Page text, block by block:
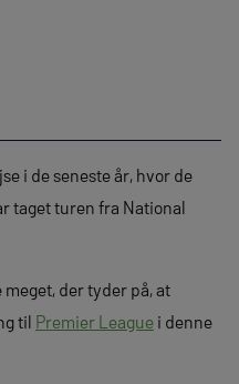
i de seneste år, hvor de
taget turen fra National
der tyder på, at
til Premier League i denne